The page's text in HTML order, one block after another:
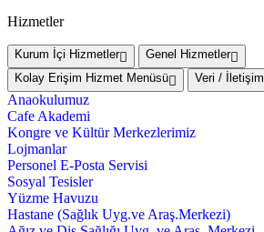
Hizmetler
Kurum İçi Hizmetler
Genel Hizmetler
Kolay Erişim Hizmet Menüsü
Veri / İletişim
Anaokulumuz
Cafe Akademi
Kongre ve Kültür Merkezlerimiz
Lojmanlar
Personel E-Posta Servisi
Sosyal Tesisler
Yüzme Havuzu
Hastane (Sağlık Uyg.ve Araş.Merkezi)